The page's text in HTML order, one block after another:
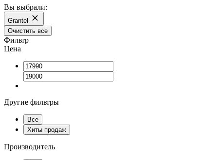
Вы выбрали:
Grantel
Очистить все
Фильтр
Цена
Другие фильтры
Все
Хиты продаж
Производитель